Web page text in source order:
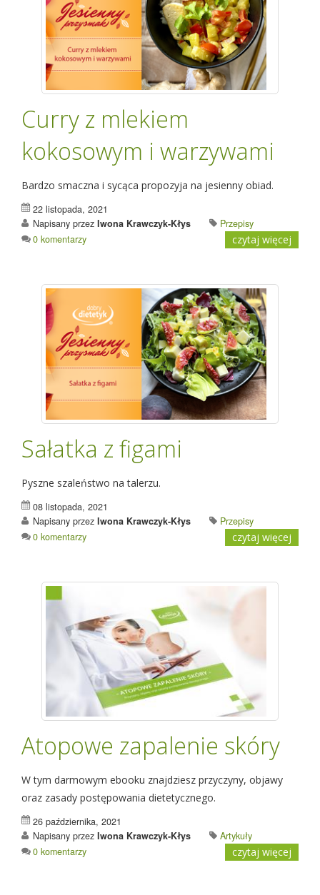
Curry z mlekiem
kokosowym i warzywami
Bardzo smaczna i sycąca propozyja na jesienny obiad.
22 listopada, 2021
Napisany przez Iwona Krawczyk-Kłys
Przepisy
0 komentarzy
czytaj więcej
Sałatka z figami
Pyszne szaleństwo na talerzu.
08 listopada, 2021
Napisany przez Iwona Krawczyk-Kłys
Przepisy
0 komentarzy
czytaj więcej
Atopowe zapalenie skóry
W tym darmowym ebooku znajdziesz przyczyny, objawy
oraz zasady postępowania dietetycznego.
26 października, 2021
Napisany przez Iwona Krawczyk-Kłys
Artykuły
0 komentarzy
czytaj więcej